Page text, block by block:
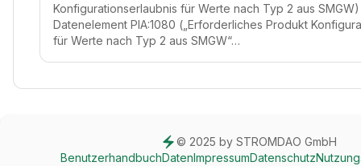
Konfigurationserlaubnis für Werte nach Typ 2 aus
Datenelement PIA:1080 („Erforderliches Produkt
für Werte nach Typ 2 aus SMGW“…
© 2025 by STROMDAO GmbH
BenutzerhandbuchDatenImpressumDatenschutz